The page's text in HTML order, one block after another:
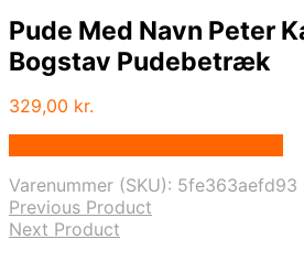
Pude Med Navn Peter
Bogstav Pudebetræk
329,00 kr.
Varenummer (SKU): 5fe363aefd93
Previous Product
Next Product